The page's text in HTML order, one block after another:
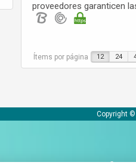
proveedores garanticen
Ítems por página 12 24
Copyright